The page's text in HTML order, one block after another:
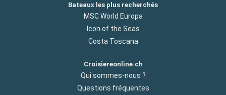
Bateaux les plus recherchés
MSC World Europa
Icon of the Seas
Costa Toscana
Croisiereonline.ch
Qui sommes-nous ?
Questions fréquentes